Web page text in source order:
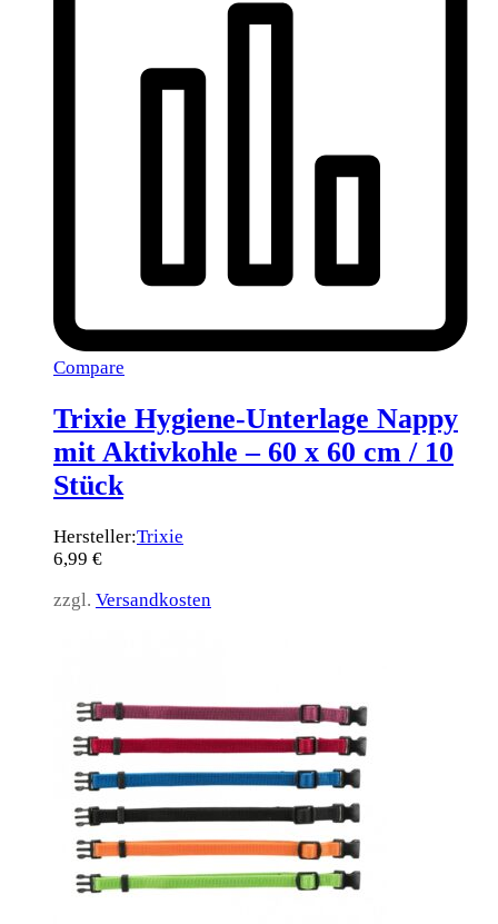
Compare
Trixie Hygiene-Unterlage Nappy
mit Aktivkohle – 60 x 60 cm / 10
Stück
Hersteller:Trixie
6,99 €
zzgl. Versandkosten